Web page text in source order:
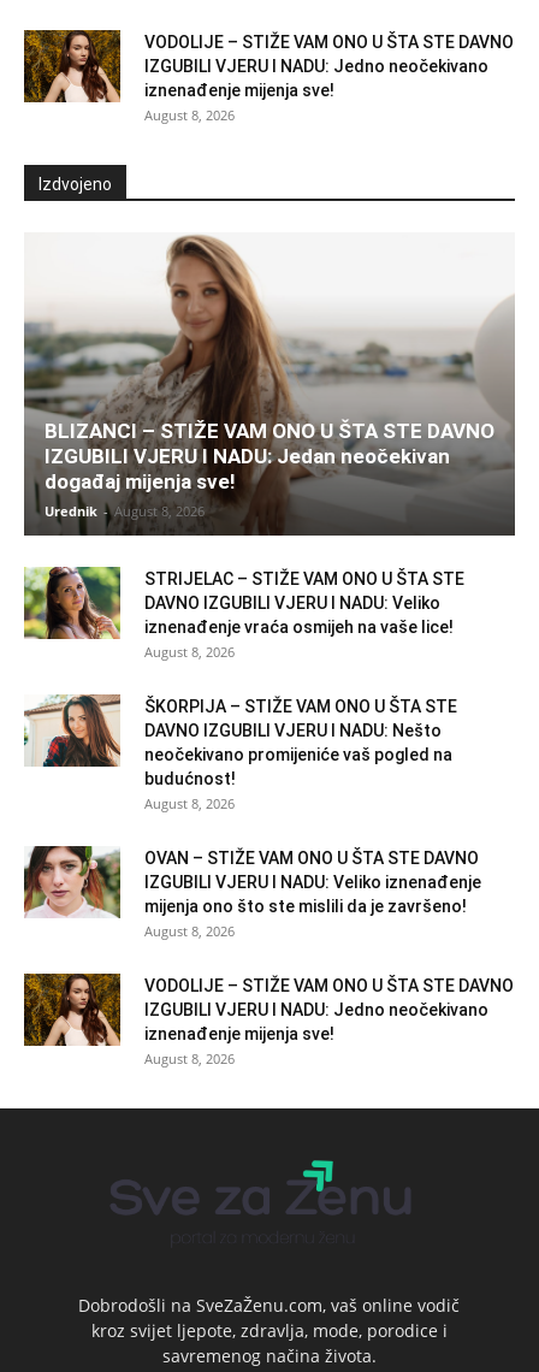
VODOLIJE – STIŽE VAM ONO U ŠTA STE DAVNO
IZGUBILI VJERU I NADU: Jedno neočekivano
iznenađenje mijenja sve!
August 8, 2026
Izdvojeno
BLIZANCI – STIŽE VAM ONO U ŠTA STE DAVNO
IZGUBILI VJERU I NADU: Jedan neočekivan
događaj mijenja sve!
Urednik - August 8, 2026
STRIJELAC – STIŽE VAM ONO U ŠTA STE
DAVNO IZGUBILI VJERU I NADU: Veliko
iznenađenje vraća osmijeh na vaše lice!
August 8, 2026
ŠKORPIJA – STIŽE VAM ONO U ŠTA STE
DAVNO IZGUBILI VJERU I NADU: Nešto
neočekivano promijeniće vaš pogled na
budućnost!
August 8, 2026
OVAN – STIŽE VAM ONO U ŠTA STE DAVNO
IZGUBILI VJERU I NADU: Veliko iznenađenje
mijenja ono što ste mislili da je završeno!
August 8, 2026
VODOLIJE – STIŽE VAM ONO U ŠTA STE DAVNO
IZGUBILI VJERU I NADU: Jedno neočekivano
iznenađenje mijenja sve!
August 8, 2026
Dobrodošli na SveZaŽenu.com, vaš online vodič
kroz svijet ljepote, zdravlja, mode, porodice i
savremenog načina života.